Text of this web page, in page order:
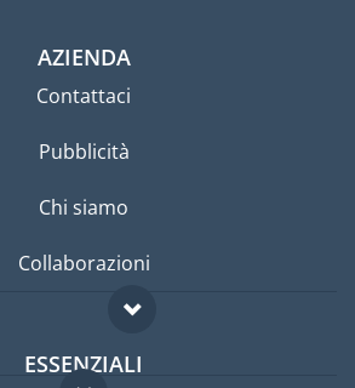
AZIENDA
Contattaci
Pubblicità
Chi siamo
Collaborazioni
ESSENZIALI